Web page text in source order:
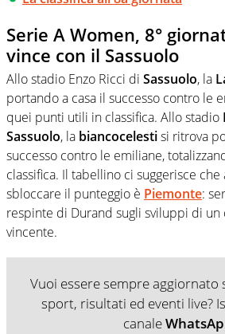
Serie A Women, 8°
vince con il Sassuolo
Allo stadio Enzo Ricci di Sassuolo, la
portando a casa il successo contro le
quei punti utili in classifica. Allo stadio
Sassuolo, la biancocelestisi ritrova
successo contro le emiliane,
classifica. Il tabellino ci suggerisce
sbloccare il punteggio è Piemonte:
respinte di Durand sugli sviluppi di
vincente.
Vuoi essere sempre aggiornato
sport, risultati ed eventi live?
canale